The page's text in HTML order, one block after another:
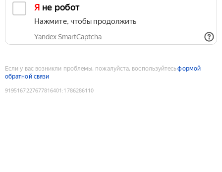
Я не робот
Нажмите, чтобы продолжить
Yandex SmartCaptcha
Если у вас возникли проблемы, пожалуйста, воспользуйтесьформой
обратной связи
9195167227677816401 :1786286110